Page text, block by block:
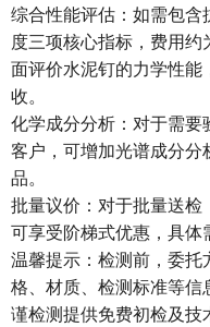
综合性能评估：如需包
度三项核心指标，费用
面评价水泥钉的力学性
收。
化学成分分析：对于需
客户，可增加光谱成分
品。
批量议价：对于批量送检
可享受阶梯式优惠，具体
温馨提示：检测前，委
格、材质、检测标准等
谨检测提供免费初检及